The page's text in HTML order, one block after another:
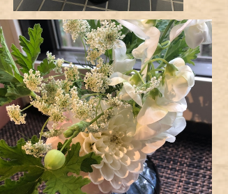
おうちフラワー（定期便）
¥800